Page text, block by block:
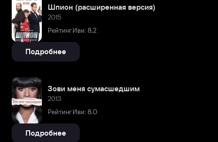
Шпион (расширенная версия)
2015
Рейтинг Иви: 8,2
Подробнее
Зови меня сумасшедшим
2013
Рейтинг Иви: 8,0
Подробнее